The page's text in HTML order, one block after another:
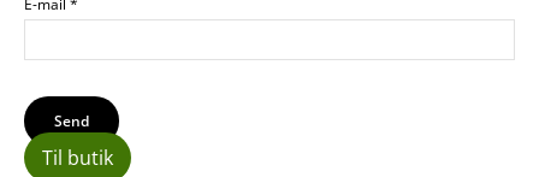
E-mail *
Til butik